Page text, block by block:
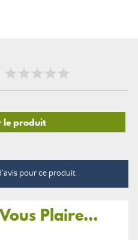
le produit
pour ce produit.
Plaire...